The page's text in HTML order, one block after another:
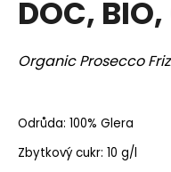
DOC,
Organic Prosecco
Odrůda: 100% Glera
Zbytkový cukr: 10 g/l
a
í
?